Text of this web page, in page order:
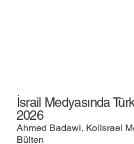
İsrail Medyasında
2026
Ahmed Badawi, KolIsrael
Bülten